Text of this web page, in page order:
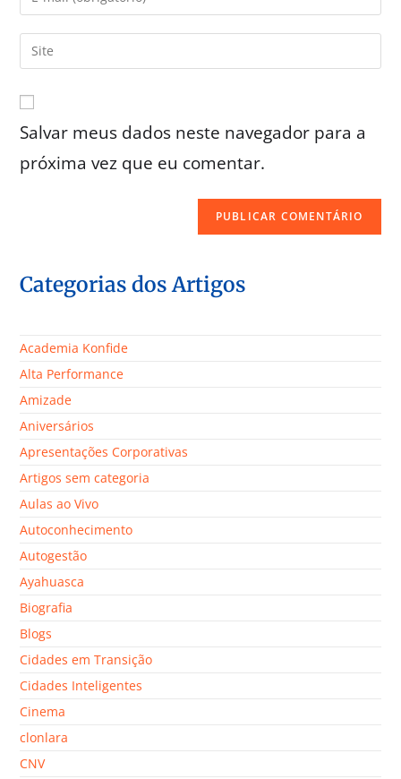
Salvar meus dados neste navegador para a
próxima vez que eu comentar.
Categorias dos Artigos
Academia Konfide
Alta Performance
Amizade
Aniversários
Apresentações Corporativas
Artigos sem categoria
Aulas ao Vivo
Autoconhecimento
Autogestão
Ayahuasca
Biografia
Blogs
Cidades em Transição
Cidades Inteligentes
Cinema
clonlara
CNV